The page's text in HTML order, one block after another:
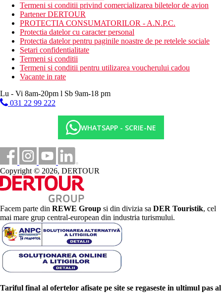
Termeni si conditii privind comercializarea biletelor de avion
Partener DERTOUR
PROTECTIA CONSUMATORILOR - A.N.P.C.
Protectia datelor cu caracter personal
Protectia datelor pentru paginile noastre de pe retelele sociale
Setari confidentialitate
Termeni si conditii
Termeni si conditii pentru utilizarea voucherului cadou
Vacante in rate
Lu - Vi 8am-20pm l Sb 9am-18 pm
031 22 99 222
WHATSAPP - SCRIE-NE
Copyright © 2026, DERTOUR
Facem parte din REWE Group si din divizia sa DER Touristik, cel
mai mare grup central-european din industria turismului.
Tariful final al ofertelor afisate pe site se regaseste in ultimul pas al